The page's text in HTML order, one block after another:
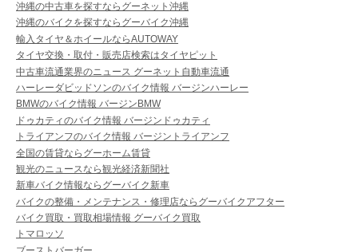
沖縄の中古車を探すならグーネット沖縄
沖縄のバイクを探すならグーバイク沖縄
輸入タイヤ＆ホイールならAUTOWAY
タイヤ交換・取付・販売店検索はタイヤピット
中古車流通業界のニュース グーネット自動車流通
ハーレーダビッドソンのバイク情報 バージンハーレー
BMWのバイク情報 バージンBMW
ドゥカティのバイク情報 バージンドゥカティ
トライアンフのバイク情報 バージントライアンフ
全国の賃貸ならグーホーム賃貸
観光のニュースなら観光経済新聞社
新車バイク情報ならグーバイク新車
バイクの整備・メンテナンス・修理店ならグーバイクアフター
バイク買取・買取相場情報 グーバイク買取
トマロッソ